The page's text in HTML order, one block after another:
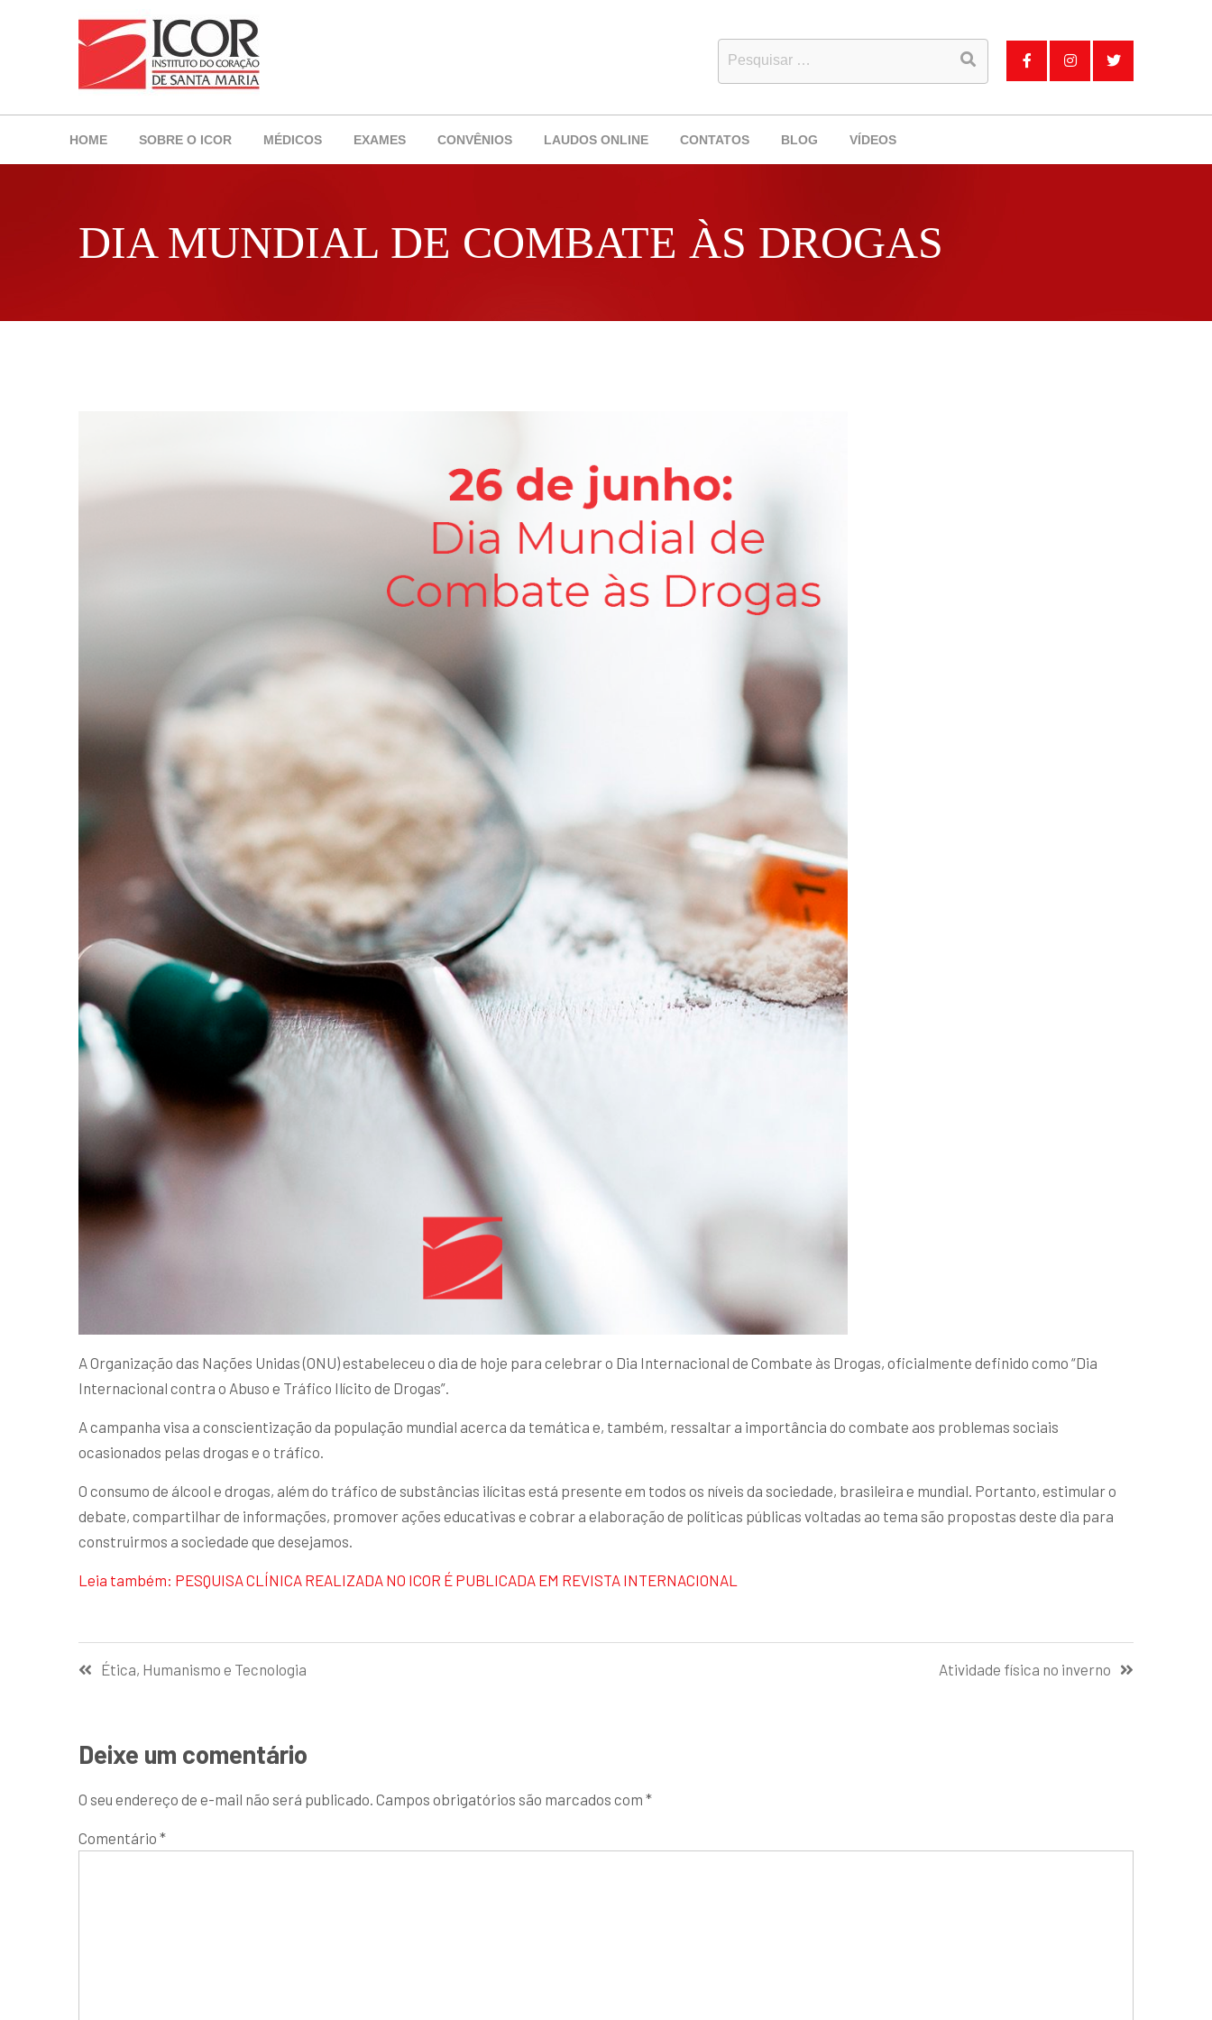
HOME SOBRE O ICOR MÉDICOS EXAMES CONVÊNIOS LAUDOS ONLINE CONTATOS BLOG VÍDEOS
DIA MUNDIAL DE COMBATE ÀS DROGAS
A Organização das Nações Unidas (ONU) estabeleceu o dia de hoje para celebrar o Dia Internacional de Combate às Drogas, oficialmente definido como “Dia
Internacional contra o Abuso e Tráfico Ilícito de Drogas”.
A campanha visa a conscientização da população mundial acerca da temática e, também, ressaltar a importância do combate aos problemas sociais
ocasionados pelas drogas e o tráfico.
O consumo de álcool e drogas, além do tráfico de substâncias ilícitas está presente em todos os níveis da sociedade, brasileira e mundial. Portanto, estimular o
debate, compartilhar de informações, promover ações educativas e cobrar a elaboração de políticas públicas voltadas ao tema são propostas deste dia para
construirmos a sociedade que desejamos.
Leia também: PESQUISA CLÍNICA REALIZADA NO ICOR É PUBLICADA EM REVISTA INTERNACIONAL
Ética, Humanismo e Tecnologia Atividade física no inverno
Deixe um comentário
O seu endereço de e-mail não será publicado. Campos obrigatórios são marcados com *
Comentário *